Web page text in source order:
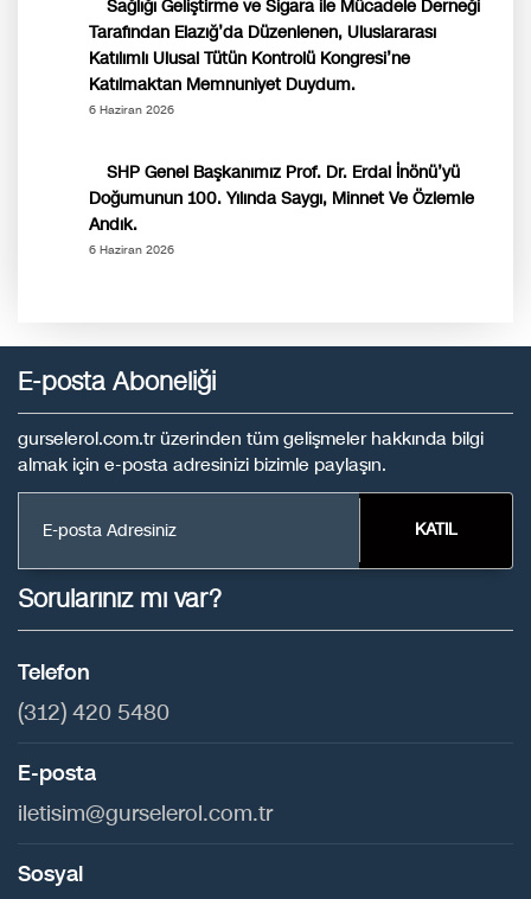
Sağlığı Geliştirme ve Sigara ile Mücadele Derneği
Tarafından Elazığ’da Düzenlenen, Uluslararası
Katılımlı Ulusal Tütün Kontrolü Kongresi’ne
Katılmaktan Memnuniyet Duydum.
6 Haziran 2026
SHP Genel Başkanımız Prof. Dr. Erdal İnönü’yü
Doğumunun 100. Yılında Saygı, Minnet Ve Özlemle
Andık.
6 Haziran 2026
E-posta Aboneliği
gurselerol.com.tr üzerinden tüm gelişmeler hakkında bilgi
almak için e-posta adresinizi bizimle paylaşın.
KATIL
Sorularınız mı var?
Telefon
(312) 420 5480
E-posta
iletisim@gurselerol.com.tr
Sosyal